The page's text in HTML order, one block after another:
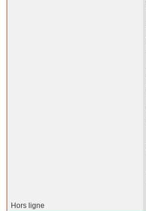
Hors ligne